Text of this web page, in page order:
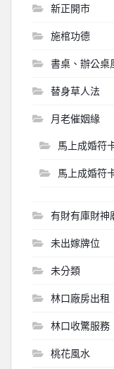
新正開市
施棺功德
書桌、辦公桌
替身草人法
月老催姻緣
馬上成婚符
馬上成婚符
有財有庫財神
未出嫁牌位
未分類
林口廠房出租
林口收驚服務
桃花風水